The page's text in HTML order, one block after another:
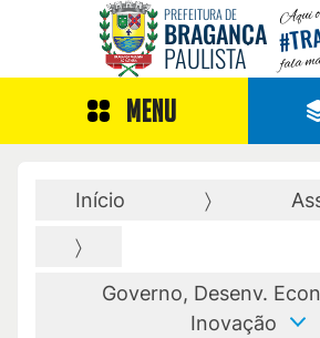
PREFEITURA DE
BRAGANÇA
PAULISTA
Aqui o
#
fala
MENU
Início
Governo, Desenv.
Inovação